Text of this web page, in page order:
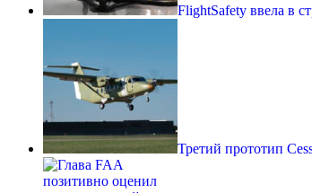
FlightSafety ввела в
Третий прототип